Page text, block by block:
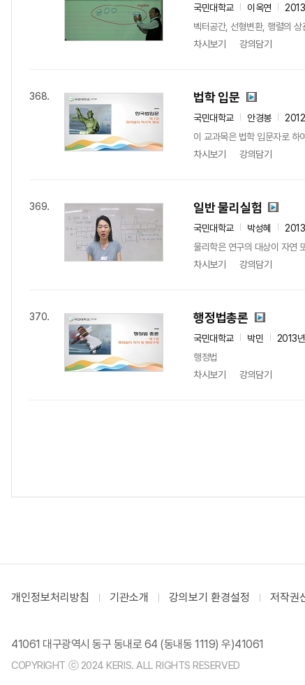
국민대학교 이옥연
2013
벡터공간, 선형변환, 행렬의
차시보기
강의담기
368. 법학 입문
국민대학교 안경봉
2012
이 교과목은 법학 입문자로 하
차시보기
강의담기
369. 일반 물리실험
국민대학교 박성혜
2013
물리학은 연구의 대상이 자연
차시보기
강의담기
370. 행정법총론
국민대학교 박민
2013년
행정법
차시보기
강의담기
개인정보처리방침 기관소개 강의보기 환경설정 저작권
41061 대구광역시 동구 동내로 64 (동내동 1119) 우)41061
COPYRIGHT ⓒ 2024 KERIS. ALL RIGHTS RESERVED